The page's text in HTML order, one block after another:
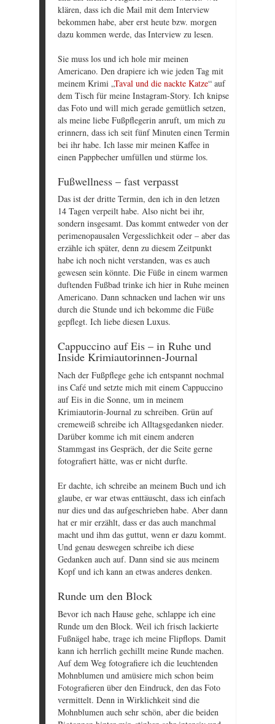
klären, dass ich die Mail mit dem Interview
bekommen habe, aber erst heute bzw. morgen
dazu kommen werde, das Interview zu lesen.
Sie muss los und ich hole mir meinen
Americano. Den drapiere ich wie jeden Tag mit
meinem Krimi „Taval und die nackte Katze“ auf
dem Tisch für meine Instagram-Story. Ich knipse
das Foto und will mich gerade gemütlich setzen,
als meine liebe Fußpflegerin anruft, um mich zu
erinnern, dass ich seit fünf Minuten einen Termin
bei ihr habe. Ich lasse mir meinen Kaffee in
einen Pappbecher umfüllen und stürme los.
Fußwellness – fast verpasst
Das ist der dritte Termin, den ich in den letzen
14 Tagen verpeilt habe. Also nicht bei ihr,
sondern insgesamt. Das kommt entweder von der
perimenopausalen Vergesslichkeit oder – aber das
erzähle ich später, denn zu diesem Zeitpunkt
habe ich noch nicht verstanden, was es auch
gewesen sein könnte. Die Füße in einem warmen
duftenden Fußbad trinke ich hier in Ruhe meinen
Americano. Dann schnacken und lachen wir uns
durch die Stunde und ich bekomme die Füße
gepflegt. Ich liebe diesen Luxus.
Cappuccino auf Eis – in Ruhe und
Inside Krimiautorinnen-Journal
Nach der Fußpflege gehe ich entspannt nochmal
ins Café und setzte mich mit einem Cappuccino
auf Eis in die Sonne, um in meinem
Krimiautorin-Journal zu schreiben. Grün auf
cremeweiß schreibe ich Alltagsgedanken nieder.
Darüber komme ich mit einem anderen
Stammgast ins Gespräch, der die Seite gerne
fotografiert hätte, was er nicht durfte.
Er dachte, ich schreibe an meinem Buch und ich
glaube, er war etwas enttäuscht, dass ich einfach
nur dies und das aufgeschrieben habe. Aber dann
hat er mir erzählt, dass er das auch manchmal
macht und ihm das guttut, wenn er dazu kommt.
Und genau deswegen schreibe ich diese
Gedanken auch auf. Dann sind sie aus meinem
Kopf und ich kann an etwas anderes denken.
Runde um den Block
Bevor ich nach Hause gehe, schlappe ich eine
Runde um den Block. Weil ich frisch lackierte
Fußnägel habe, trage ich meine Flipflops. Damit
kann ich herrlich gechillt meine Runde machen.
Auf dem Weg fotografiere ich die leuchtenden
Mohnblumen und amüsiere mich schon beim
Fotografieren über den Eindruck, den das Foto
vermittelt. Denn in Wirklichkeit sind die
Mohnblumen auch sehr schön, aber die beiden